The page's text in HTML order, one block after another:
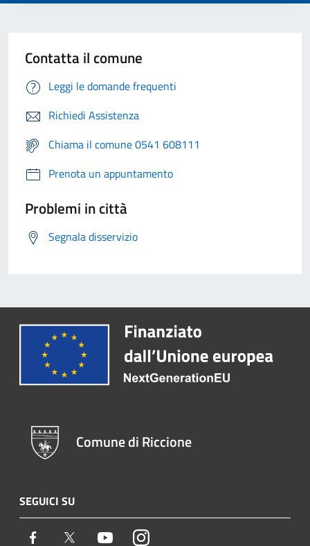
Contatta il comune
Leggi le domande frequenti
Richiedi Assistenza
Chiama il comune 0541 608111
Prenota un appuntamento
Problemi in città
Segnala disservizio
Comune di Riccione
SEGUICI SU
Facebook Twitter YoutubeInstagram